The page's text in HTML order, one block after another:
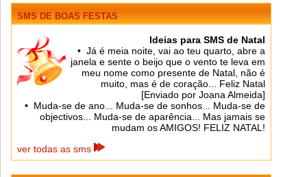
SMS DE BOAS FESTAS
Ideias para SMS de Natal
• Já é meia noite, vai ao teu quarto, abre a
janela e sente o beijo que o vento te leva em
meu nome como presente de Natal, não é
muito, mas é de coração... Feliz Natal
[Enviado por Joana Almeida]
• Muda-se de ano... Muda-se de sonhos... Muda-se de
objectivos... Muda-se de aparência... Mas jamais se
mudam os AMIGOS! FELIZ NATAL!
ver todas as sms